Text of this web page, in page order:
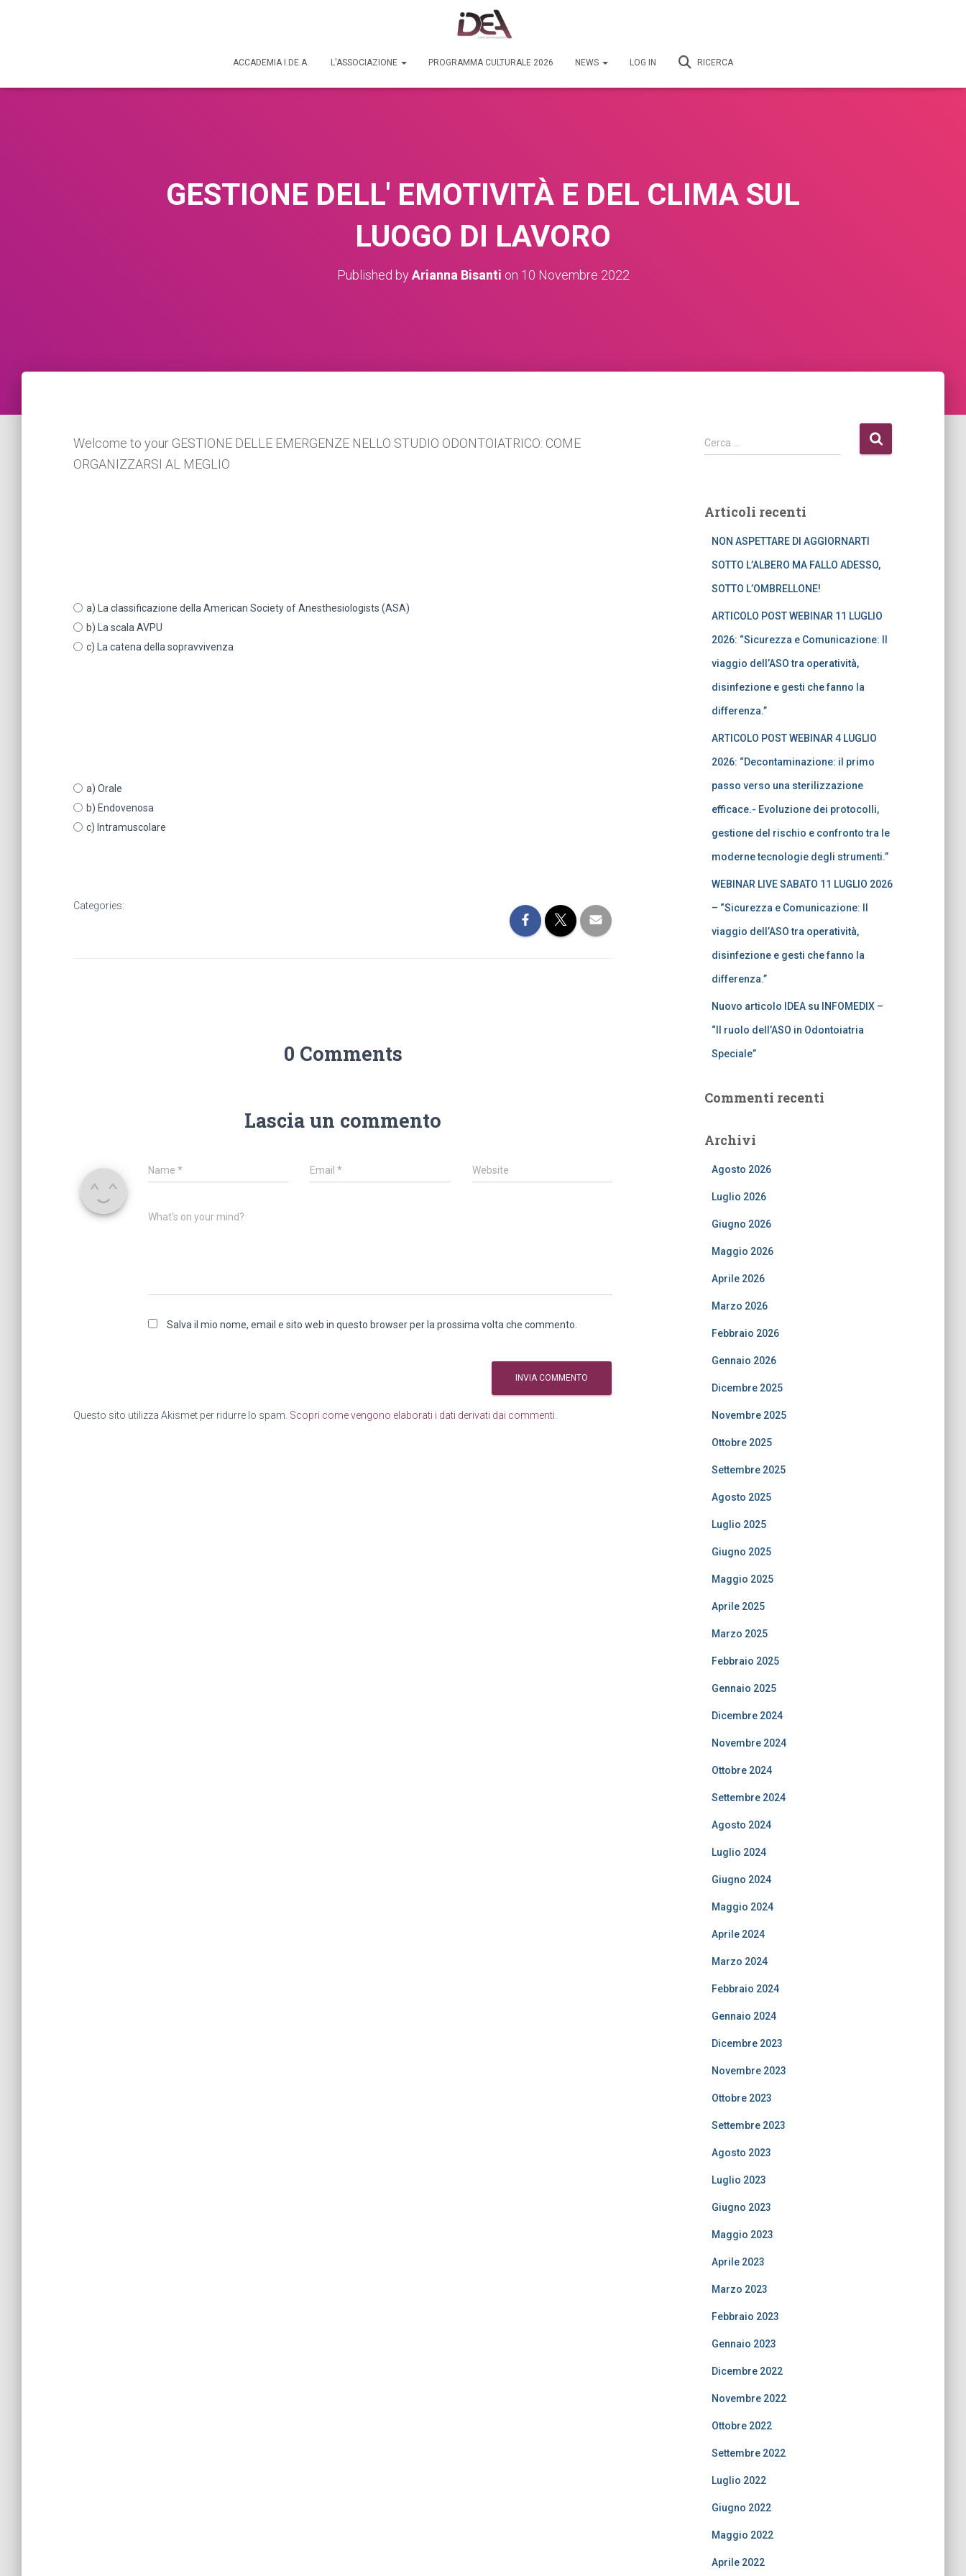
ACCADEMIA I.DE.A. L'ASSOCIAZIONE PROGRAMMA CULTURALE 2026 NEWS LOG IN RICERCA
GESTIONE DELL' EMOTIVITÀ E DEL CLIMA SUL
LUOGO DI LAVORO
Published byArianna Bisanti on 10 Novembre 2022
Welcome to your GESTIONE DELLE EMERGENZE NELLO STUDIO ODONTOIATRICO: COME
ORGANIZZARSI AL MEGLIO
a) La classificazione della American Society of Anesthesiologists (ASA)
b) La scala AVPU
c) La catena della sopravvivenza
a) Orale
b) Endovenosa
c) Intramuscolare
Categories:
0 Comments
Lascia un commento
Name * Email* Website
What's on your mind?
Salva il mio nome, email e sito web in questo browser per la prossima volta che commento.
Questo sito utilizza Akismet per ridurre lo spam. Scopri come vengono elaborati i dati derivati dai commenti
R
i
c
Cerca …
Articoli recenti
NON ASPETTARE DI AGGIORNARTI
SOTTO L’ALBERO MA FALLO ADESSO,
SOTTO L’OMBRELLONE!
ARTICOLO POST WEBINAR 11 LUGLIO
2026: “Sicurezza e Comunicazione: Il
viaggio dell’ASO tra operatività,
disinfezione e gesti che fanno la
differenza.”
ARTICOLO POST WEBINAR 4 LUGLIO
2026: “Decontaminazione: il primo
passo verso una sterilizzazione
efficace.- Evoluzione dei protocolli,
gestione del rischio e confronto tra le
moderne tecnologie degli strumenti.”
WEBINAR LIVE SABATO 11 LUGLIO 2026
– “Sicurezza e Comunicazione: Il
viaggio dell’ASO tra operatività,
disinfezione e gesti che fanno la
differenza.”
Nuovo articolo IDEA su INFOMEDIX –
“Il ruolo dell’ASO in Odontoiatria
Speciale”
Commenti recenti
Archivi
Agosto 2026
Luglio 2026
Giugno 2026
Maggio 2026
Aprile 2026
Marzo 2026
Febbraio 2026
Gennaio 2026
Dicembre 2025
Novembre 2025
Ottobre 2025
Settembre 2025
Agosto 2025
Luglio 2025
Giugno 2025
Maggio 2025
Aprile 2025
Marzo 2025
Febbraio 2025
Gennaio 2025
Dicembre 2024
Novembre 2024
Ottobre 2024
Settembre 2024
Agosto 2024
Luglio 2024
Giugno 2024
Maggio 2024
Aprile 2024
Marzo 2024
Febbraio 2024
Gennaio 2024
Dicembre 2023
Novembre 2023
Ottobre 2023
Settembre 2023
Agosto 2023
Luglio 2023
Giugno 2023
Maggio 2023
Aprile 2023
Marzo 2023
Febbraio 2023
Gennaio 2023
Dicembre 2022
Novembre 2022
Ottobre 2022
Settembre 2022
Luglio 2022
Giugno 2022
Maggio 2022
Aprile 2022